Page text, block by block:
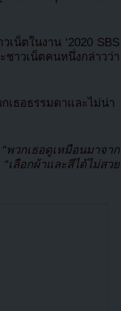
น็ตในงาน ‘2020 SBS
าวเน็ตคนหนึ่งกล่าวว่า
เธอธรรมดาและไม่น่า
“พวกเธอดูเหมือนมาจาก
“เลือกผ้าและสีได้ไม่สวย